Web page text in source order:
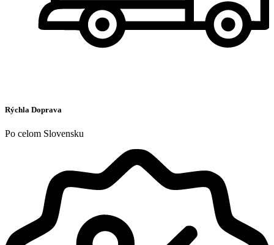
Rýchla Doprava
Po celom Slovensku